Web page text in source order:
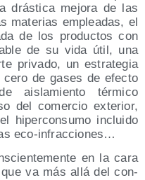
drás­ti­ca mejo­ra de las
mate­rias emplea­das, el
de los pro­duc­tos con
de su vida útil, una
pri­va­do, un estra­te­gia
de gases de efec­to
ais­la­mien­to tér­mi­co
del comer­cio exte­rior,
hiper­con­su­mo inclui­do
eco-infracciones…
en la cara
va más allá del con­